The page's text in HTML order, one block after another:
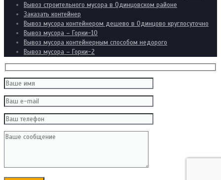
Вывоз строительного мусора в Одинцовском районе
Заказать контейнер
Вывоз мусора контейнером дешево в Одинцово круглосуточно
Вывоз мусора – Горки-10
Вывоз мусора контейнерным способом недорого
Вывоз мусора – Горки-2